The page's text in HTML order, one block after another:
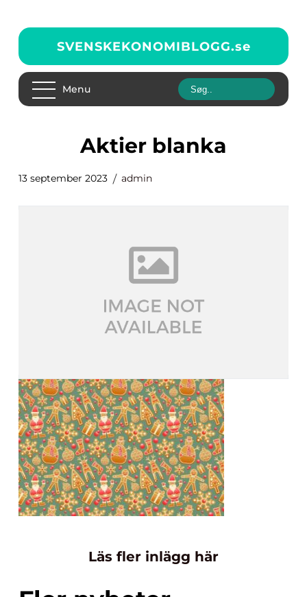
SVENSKEKONOMIBLOGG.se
Menu
aktier blanka
13 september 2023 admin
Läs fler inlägg här